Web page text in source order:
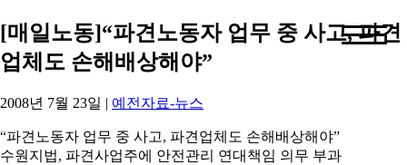
[매일노동]“파견노동자 업무 중 사고, 파견
업체도 손해배상해야”
2008년 7월 23일 | 예전자료-뉴스
“파견노동자 업무 중 사고, 파견업체도 손해배상해야”
수원지법, 파견사업주에 안전관리 연대책임 의무 부과